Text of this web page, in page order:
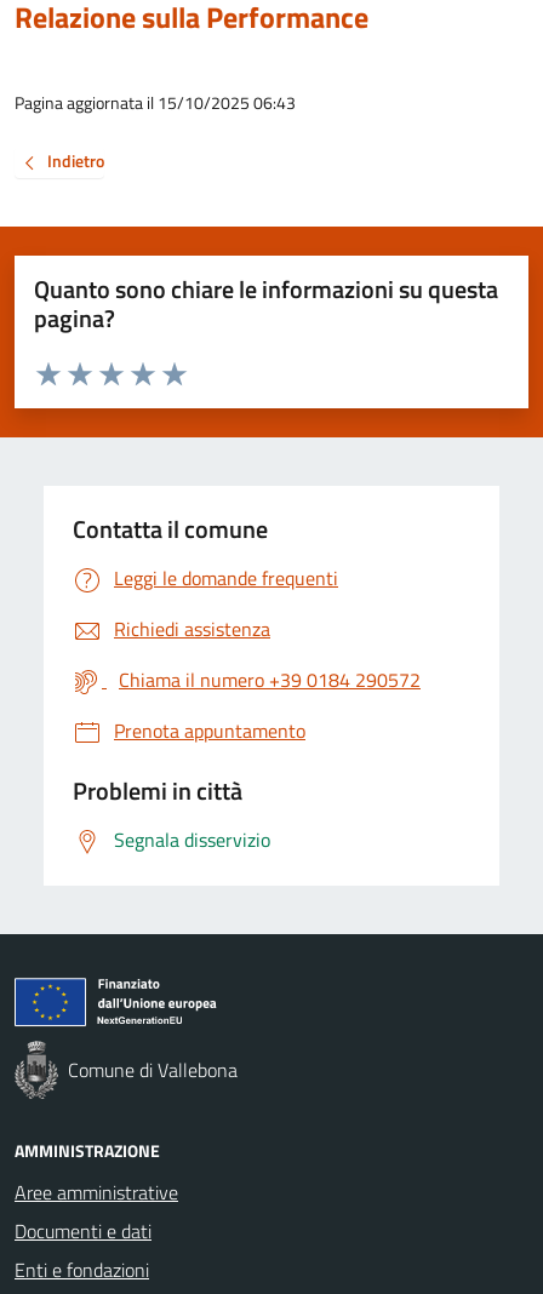
Relazione sulla Performance
Pagina aggiornata il 15/10/2025 06:43
Indietro
Quanto sono chiare le informazioni su questa
pagina?
Valuta da 1 a 5 stelle la pagina
Valuta 5 stelle su 5
Valuta 4 stelle su 5
Valuta 3 stelle su 5
Valuta 2 stelle su 5
Valuta 1 stelle su 5
Contatta il comune
Leggi le domande frequenti
Richiedi assistenza
Chiama il numero +39 0184 290572
Prenota appuntamento
Problemi in città
Segnala disservizio
Comune di Vallebona
AMMINISTRAZIONE
Aree amministrative
Documenti e dati
Enti e fondazioni